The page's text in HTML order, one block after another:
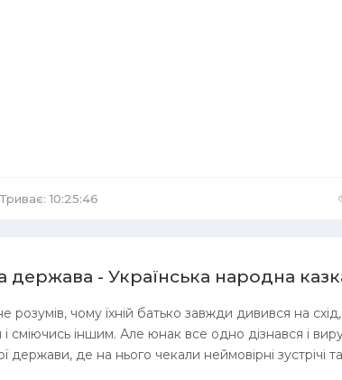
/Аудіокниги для дітей
Триває: 10:25:46
держава - Українська народна
розумів, чому їхній батько завжди дивився на
сміючись іншим. Але юнак все одно дізнався і
держави, де на нього чекали неймовірні зустрічі